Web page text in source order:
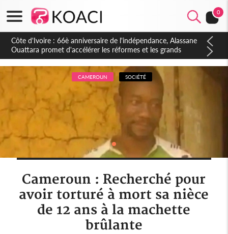
0
Côte d'Ivoire : À Abidjan, Amadou Oury Bah admire le modèle
ivoirien et veut s'en inspirer pour accélérer le développement
de la Guinée
CAMEROUN SOCIÉTÉ
Cameroun : Recherché pour
avoir torturé à mort sa nièce
de 12 ans à la machette
brûlante